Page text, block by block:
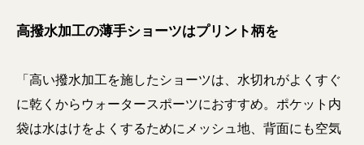
高撥水加工の薄手ショーツはプリント柄を
「高い撥水加工を施したショーツは、水切れがよくすぐ
に乾くからウォータースポーツにおすすめ。ポケット内
袋は水はけをよくするためにメッシュ地、背面にも空気